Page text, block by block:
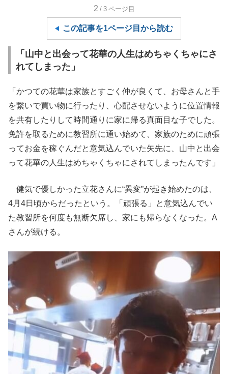
2 /3 ページ目
この記事を1ページ目から読む
「山中と出会って花華の人生はめちゃくちゃにさ
れてしまった」
「かつての花華は家族とすごく仲が良くて、お母さんと手
を繋いで買い物に行ったり、心配させないように位置情報
を共有したりして時間通りに家に帰る真面目な子でした。
免許を取るために教習所に通い始めて、家族のために頑張
ってお金を稼ぐんだと意気込んでいた矢先に、山中と出会
って花華の人生はめちゃくちゃにされてしまったんです」
健気で優しかった立花さんに“異変”が起き始めたのは、
4月4日頃からだったという。「頑張る」と意気込んでい
た教習所を何度も無断欠席し、家にも帰らなくなった。A
さんが続ける。